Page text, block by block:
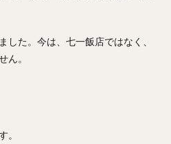
した。今は、七一飯店ではなく、
ん。
。